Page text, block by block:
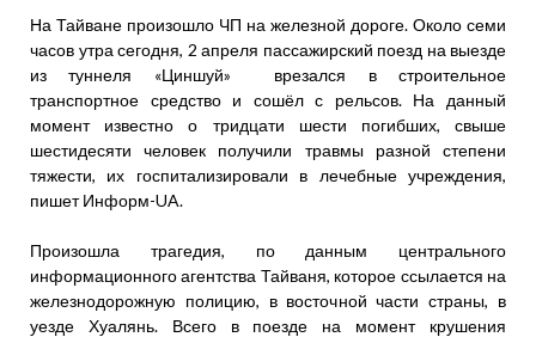
На Тайване произошло ЧП на железной дороге. Около семи
часов утра сегодня, 2 апреля пассажирский поезд на выезде
из туннеля «Циншуй» врезался в строительное
транспортное средство и сошёл с рельсов. На данный
момент известно о тридцати шести погибших, свыше
шестидесяти человек получили травмы разной степени
тяжести, их госпитализировали в лечебные учреждения,
пишет Информ-UA.
Произошла трагедия, по данным центрального
информационного агентства Тайваня, которое ссылается на
железнодорожную полицию, в восточной части страны, в
уезде Хуалянь. Всего в поезде на момент крушения